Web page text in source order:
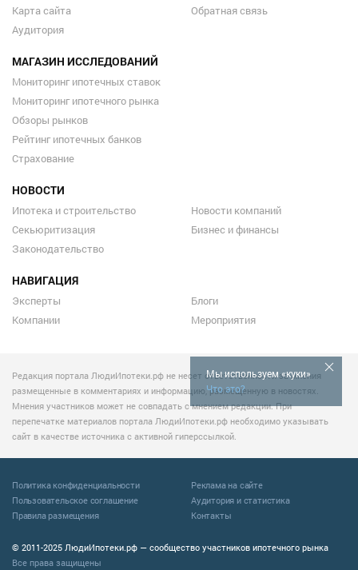
Мы используем «куки»
Что это?
Карта сайта
Аудитория
Обратная связь
МАГАЗИН ИССЛЕДОВАНИЙ
Мониторинг ипотечных ставок
Мониторинг ипотечного рынка
Обзоры рынков
Рейтинг ипотечных банков
Страхование
НОВОСТИ
Ипотека и строительство
Секьюритизация
Законодательство
Новости компаний
Бизнес и финансы
НАВИГАЦИЯ
Эксперты
Компании
Блоги
Мероприятия
Редакция портала ЛюдиИпотеки.рф не несет ответственности за мнения
размещенные в комментариях и информацию, размещенную в новостях.
Мнения участников может не совпадать с мнением редакции. При
перепечатке материалов портала ЛюдиИпотеки.рф необходимо указывать
сайт в качестве источника с активной гиперссылкой.
© 2011-2025 ЛюдиИпотеки.рф — сообщество участников ипотечного рынка
Все права защищены
Политика конфиденциальности
Пользовательское соглашение
Правила размещения
Реклама на сайте
Аудитория и статистика
Контакты